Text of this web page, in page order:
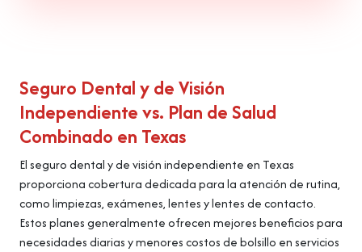
Seguro Dental y de Visión
Independiente vs. Plan de Salud
Combinado en Texas
El seguro dental y de visión independiente en Texas
proporciona cobertura dedicada para la atención de rutina,
como limpiezas, exámenes, lentes y lentes de contacto.
Estos planes generalmente ofrecen mejores beneficios para
necesidades diarias y menores costos de bolsillo en servicios